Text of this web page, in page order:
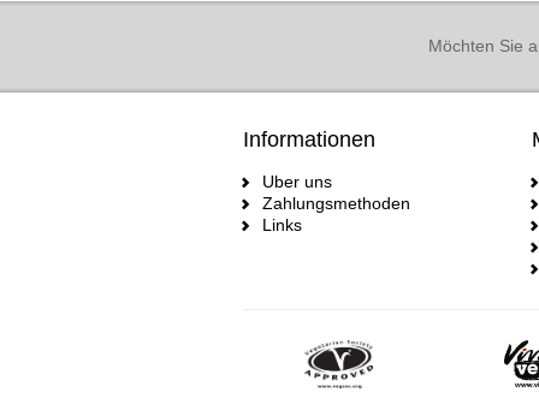
Möchten Sie
Informationen
Uber uns
Zahlungsmethoden
Links